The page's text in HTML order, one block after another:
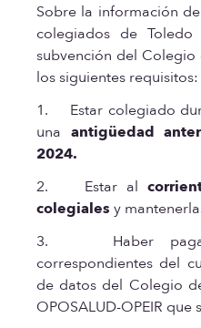
Sobre la información
colegiados de
subvención del Colegio
los siguientes requisitos:
1. Estar colegiado
una antigüedad
2024.
2. Estar al
colegiales y
3. Haber
correspondientes del
de datos del Colegio
OPOSALUD-OPEIR que